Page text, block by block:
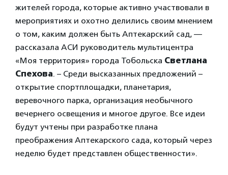
жителей города, которые активно участвовали в
мероприятиях и охотно делились своим мнением
о том, каким должен быть Аптекарский сад, —
рассказала АСИ руководитель мультицентра
«Моя территория» города Тобольска Светлана
Спехова. – Среди высказанных предложений –
открытие спортплощадки, планетария,
веревочного парка, организация необычного
вечернего освещения и многое другое. Все идеи
будут учтены при разработке плана
преображения Аптекарского сада, который через
неделю будет представлен общественности».